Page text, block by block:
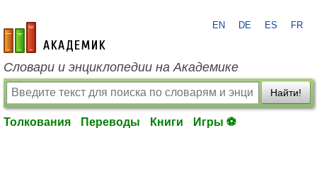
academic.ru
EN DE ES FR
Словари и энциклопедии на Академике
Найти!
Толкования Переводы Книги Игры ⚽